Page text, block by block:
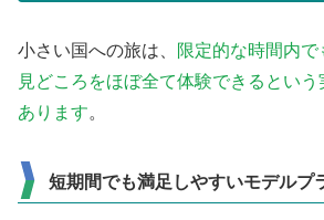
小さい国への旅は、
限定的な時間内
見どころをほぼ全て体験できるとい
あります。
短期間でも満足しやすいモデルプ